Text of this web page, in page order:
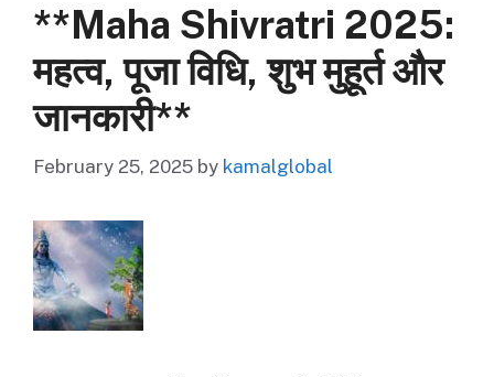
**Maha Shivratri 2025:
महत्व, पूजा विधि, शुभ मुहूर्त और
जानकारी**
February 25, 2025 by kamalglobal